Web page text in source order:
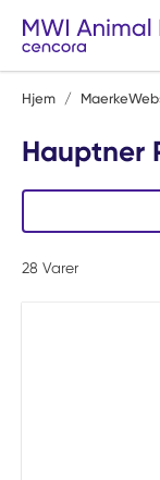
Spring til
Hjem /
Hauptner
28 Varer